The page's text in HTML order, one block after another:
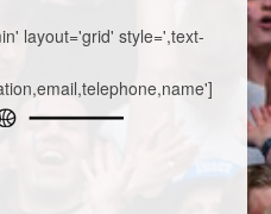
layout='grid' style=',text-